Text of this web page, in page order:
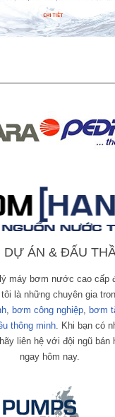
DỰ ÁN & ĐẤU
máy bơm nước cao cấp
tôi là những chuyên gia
bơm công nghiệp bơm
thông minh . Khi bạn có
liên hệ với đội ngũ bán
ngay hôm nay.